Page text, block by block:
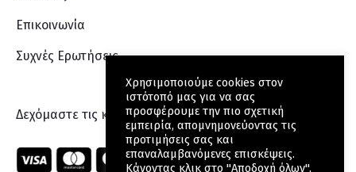
Επικοινωνία
Συχνές Ερωτήσεις
Δεχόμαστε τις κάρτες:
Χρησιμοποιούμε cookies στον
ιστότοπό μας για να σας
προσφέρουμε την πιο σχετική
εμπειρία, απομνημονεύοντας τις
προτιμήσεις σας και
επαναλαμβανόμενες επισκέψεις.
Κάνοντας κλικ στο "Αποδοχή όλων",